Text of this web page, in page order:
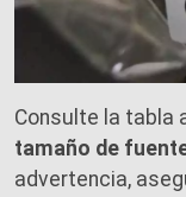
Consulte la tabla
tamaño de
advertencia,